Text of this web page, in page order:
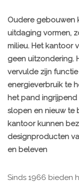
Oudere gebouwen
uitdaging vormen,
milieu. Het kantoor
geen uitzondering.
vervulde zijn
energieverbruik te
het pand
slopen en nieuw te
kantoor kunnen
designproducten
en beleven
Sinds 1966 bieden